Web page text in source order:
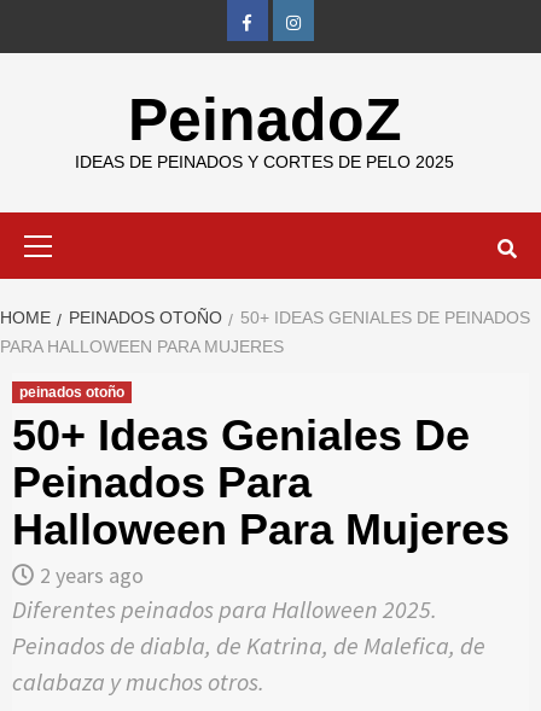
FB IG
PeinadoZ
IDEAS DE PEINADOS Y CORTES DE PELO 2025
HOME PEINADOS OTOÑO
50+ IDEAS GENIALES DE PEINADOS
PARA HALLOWEEN PARA MUJERES
peinados otoño
50+ Ideas Geniales De
Peinados Para
Halloween Para Mujeres
2 years ago
Diferentes peinados para Halloween 2025.
Peinados de diabla, de Katrina, de Malefica, de
calabaza y muchos otros.